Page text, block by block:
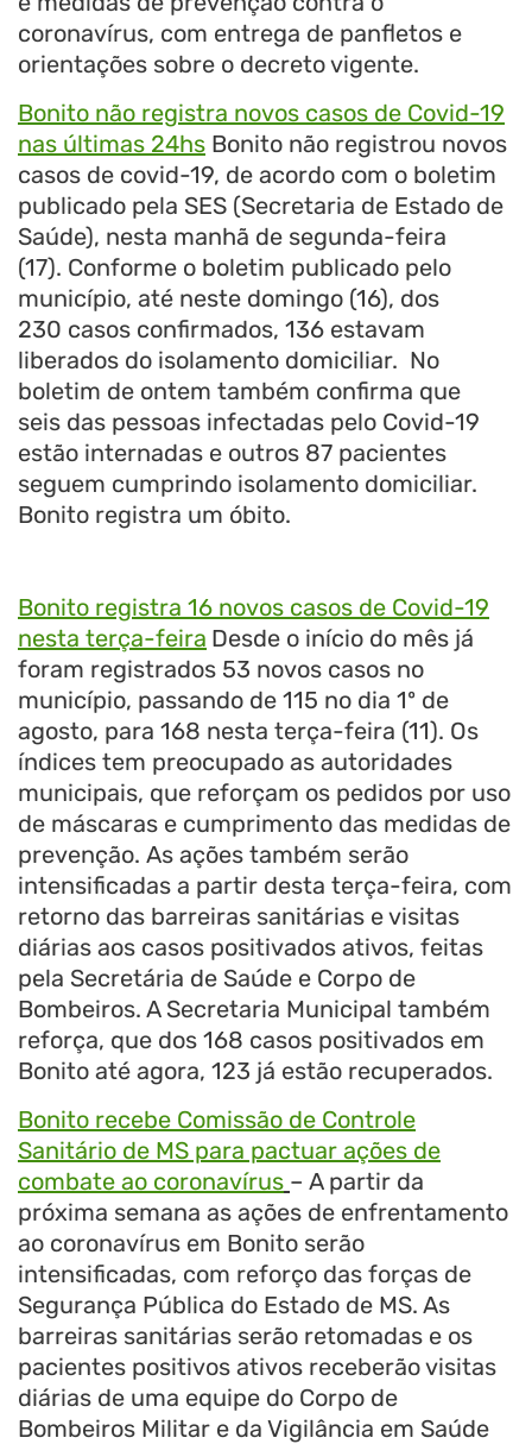
coronavírus, com entrega de panfletos e
orientações sobre o decreto vigente.
Bonito não registra novos casos de Covid-19
nas últimas 24hs Bonito não registrou novos
casos de covid-19, de acordo com o boletim
publicado pela SES (Secretaria de Estado de
Saúde), nesta manhã de segunda-feira
(17). Conforme o boletim publicado pelo
município, até neste domingo (16), dos
230 casos confirmados, 136 estavam
liberados do isolamento domiciliar. No
boletim de ontem também confirma que
seis das pessoas infectadas pelo Covid-19
estão internadas e outros 87 pacientes
seguem cumprindo isolamento domiciliar.
Bonito registra um óbito.
Bonito registra 16 novos casos de Covid-19
nesta terça-feira Desde o início do mês já
foram registrados 53 novos casos no
município, passando de 115 no dia 1º de
agosto, para 168 nesta terça-feira (11). Os
índices tem preocupado as autoridades
municipais, que reforçam os pedidos por uso
de máscaras e cumprimento das medidas de
prevenção. As ações também serão
intensificadas a partir desta terça-feira, com
retorno das barreiras sanitárias e visitas
diárias aos casos positivados ativos, feitas
pela Secretária de Saúde e Corpo de
Bombeiros. A Secretaria Municipal também
reforça, que dos 168 casos positivados em
Bonito até agora, 123 já estão recuperados.
Bonito recebe Comissão de Controle
Sanitário de MS para pactuar ações de
combate ao coronavírus – A partir da
próxima semana as ações de enfrentamento
ao coronavírus em Bonito serão
intensificadas, com reforço das forças de
Segurança Pública do Estado de MS. As
barreiras sanitárias serão retomadas e os
pacientes positivos ativos receberão visitas
diárias de uma equipe do Corpo de
Bombeiros Militar e da Vigilância em Saúde